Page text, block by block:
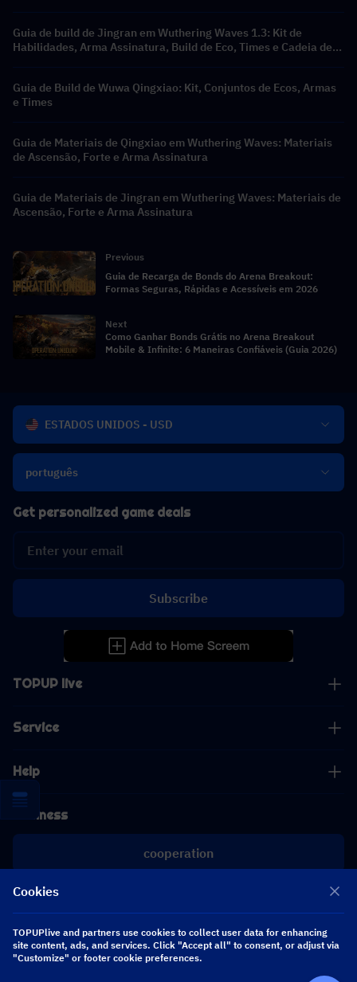
Guia de build de Jingran em Wuthering Waves 1.3: Kit de
Habilidades, Arma Assinatura, Build de Eco, Times e Cadeia de
Guia de Build de Wuwa Qingxiao: Kit, Conjuntos de Ecos, Armas
e Times
Guia de Materiais de Qingxiao em Wuthering Waves: Materiais
de Ascensão, Forte e Arma Assinatura
Guia de Materiais de Jingran em Wuthering Waves: Materiais de
Ascensão, Forte e Arma Assinatura
Previous
Guia de Recarga de Bonds do Arena Breakout:
Formas Seguras, Rápidas e Acessíveis em 2026
Next
Como Ganhar Bonds Grátis no Arena Breakout
Mobile & Infinite: 6 Maneiras Confiáveis (Guia 2026)
ESTADOS UNIDOS - USD
português
TOPUP live
Service
Help
Business
cooperation
[email protected]
[email protected]
Get personalized game deals
Subscribe
Follow us
Cookies
TOPUPlive and partners use cookies to collect user data for enhancing
site content, ads, and services. Click "Accept all" to consent, or adjust via
"Customize" or footer cookie preferences.